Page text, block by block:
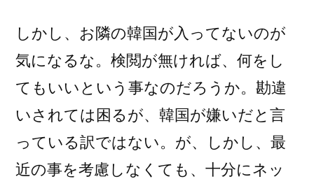
しかし、お隣の韓国が入ってないのが
気になるな。検閲が無ければ、何をし
てもいいという事なのだろうか。勘違
いされては困るが、韓国が嫌いだと言
っている訳ではない。が、しかし、最
近の事を考慮しなくても、十分にネッ